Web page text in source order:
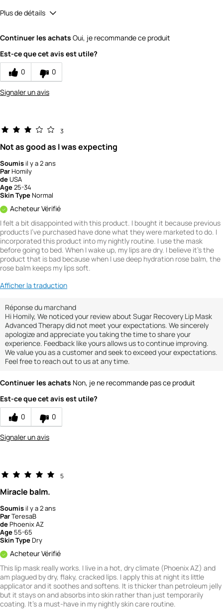
Plus de détails
Continuer les achats Oui, je recommande ce produit
Est-ce que cet avis est utile?
0
0
Signaler un avis
3
Not as good as I was expecting
Soumis il y a 2 ans
ParHomily
deUSA
Age25-34
Skin TypeNormal
Acheteur Vérifié
I felt a bit disappointed with this product. I bought it because previous
products I've purchased have done what they were marketed to do. I
incorporated this product into my nightly routine. I use the mask
before going to bed. When I wake up, my lips are dry. I believe it's the
product that is bad because when I use deep hydration rose balm, the
rose balm keeps my lips soft.
Afficher la traduction
Réponse du marchand
Hi Homily, We noticed your review about Sugar Recovery Lip Mask
Advanced Therapy did not meet your expectations. We sincerely
apologize and appreciate you taking the time to share your
experience. Feedback like yours allows us to continue improving.
We value you as a customer and seek to exceed your expectations.
Feel free to reach out to us at any time.
Continuer les achats Non, je ne recommande pas ce produit
Est-ce que cet avis est utile?
0
0
Signaler un avis
5
Miracle balm.
Soumis il y a 2 ans
ParTeresaB
dePhoenix AZ
Age 55-65
Skin TypeDry
Acheteur Vérifié
This lip mask really works. I live in a hot, dry climate (Phoenix AZ) and
am plagued by dry, flaky, cracked lips. I apply this at night its little
applicator and it soothes and softens. It is thicker than petroleum jelly
but it stays on and absorbs into skin rather than just temporarily
coating. It's a must-have in my nightly skin care routine.